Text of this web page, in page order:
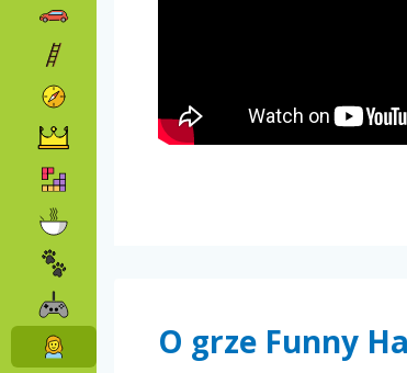
O grze Funny